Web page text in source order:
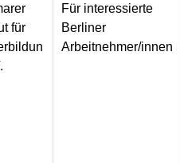
für
Für interessierte
Berliner
Arbeitnehmer/innen